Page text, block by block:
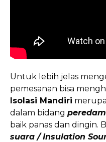
Untuk lebih jelas
pemesanan bisa
Isolasi Mandiri
dalam bidang
baik panas dan dingin.
suara / Insulation